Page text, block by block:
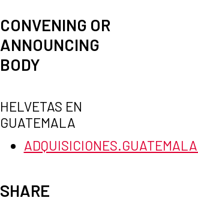
CONVENING OR
ANNOUNCING
BODY
HELVETAS EN
GUATEMALA
SHARE